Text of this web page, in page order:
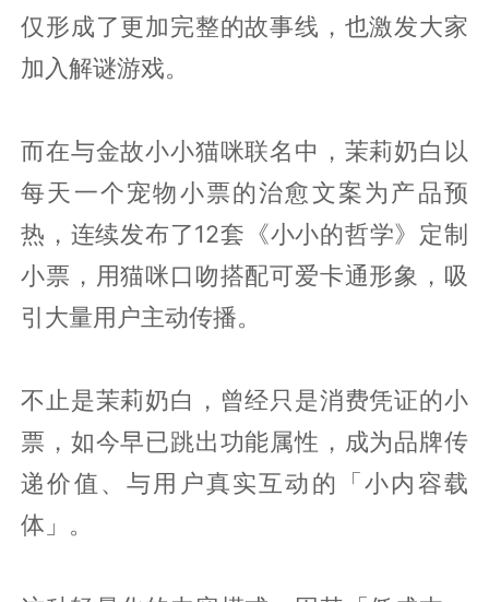
仅形成了更加完整的故事线，也激发大家
加入解谜游戏。
而在与金故小小猫咪联名中，茉莉奶白以
每天一个宠物小票的治愈文案为产品预
热，连续发布了12套《小小的哲学》定制
小票，用猫咪口吻搭配可爱卡通形象，吸
引大量用户主动传播。
不止是茉莉奶白，曾经只是消费凭证的小
票，如今早已跳出功能属性，成为品牌传
递价值、与用户真实互动的「小内容载
体」。